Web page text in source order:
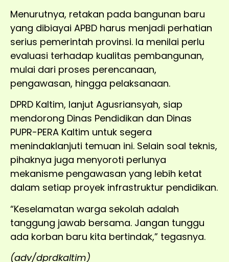
Menurutnya, retakan pada bangunan baru
yang dibiayai APBD harus menjadi perhatian
serius pemerintah provinsi. Ia menilai perlu
evaluasi terhadap kualitas pembangunan,
mulai dari proses perencanaan,
pengawasan, hingga pelaksanaan.
DPRD Kaltim, lanjut Agusriansyah, siap
mendorong Dinas Pendidikan dan Dinas
PUPR-PERA Kaltim untuk segera
menindaklanjuti temuan ini. Selain soal teknis,
pihaknya juga menyoroti perlunya
mekanisme pengawasan yang lebih ketat
dalam setiap proyek infrastruktur pendidikan.
“Keselamatan warga sekolah adalah
tanggung jawab bersama. Jangan tunggu
ada korban baru kita bertindak,” tegasnya.
(adv/dprdkaltim)